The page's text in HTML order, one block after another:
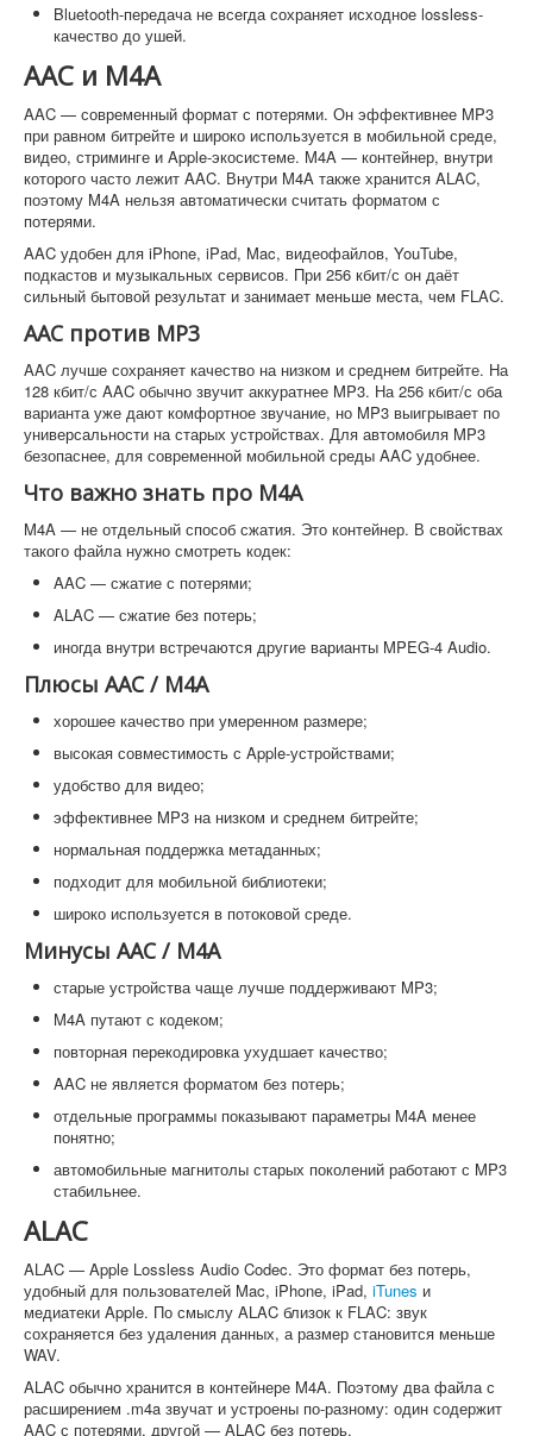
Bluetooth-передача не всегда сохраняет исходное lossless-
качество до ушей.
AAC и M4A
AAC — современный формат с потерями. Он эффективнее MP3
при равном битрейте и широко используется в мобильной среде,
видео, стриминге и Apple-экосистеме. M4A — контейнер, внутри
которого часто лежит AAC. Внутри M4A также хранится ALAC,
поэтому M4A нельзя автоматически считать форматом с
потерями.
AAC удобен для iPhone, iPad, Mac, видеофайлов, YouTube,
подкастов и музыкальных сервисов. При 256 кбит/с он даёт
сильный бытовой результат и занимает меньше места, чем FLAC.
AAC против MP3
AAC лучше сохраняет качество на низком и среднем битрейте. На
128 кбит/с AAC обычно звучит аккуратнее MP3. На 256 кбит/с оба
варианта уже дают комфортное звучание, но MP3 выигрывает по
универсальности на старых устройствах. Для автомобиля MP3
безопаснее, для современной мобильной среды AAC удобнее.
Что важно знать про M4A
M4A — не отдельный способ сжатия. Это контейнер. В свойствах
такого файла нужно смотреть кодек:
AAC — сжатие с потерями;
ALAC — сжатие без потерь;
иногда внутри встречаются другие варианты MPEG-4 Audio.
Плюсы AAC / M4A
хорошее качество при умеренном размере;
высокая совместимость с Apple-устройствами;
удобство для видео;
эффективнее MP3 на низком и среднем битрейте;
нормальная поддержка метаданных;
подходит для мобильной библиотеки;
широко используется в потоковой среде.
Минусы AAC / M4A
старые устройства чаще лучше поддерживают MP3;
M4A путают с кодеком;
повторная перекодировка ухудшает качество;
AAC не является форматом без потерь;
отдельные программы показывают параметры M4A менее
понятно;
автомобильные магнитолы старых поколений работают с MP3
стабильнее.
ALAC
ALAC — Apple Lossless Audio Codec. Это формат без потерь,
удобный для пользователей Mac, iPhone, iPad, iTunes и
медиатеки Apple. По смыслу ALAC близок к FLAC: звук
сохраняется без удаления данных, а размер становится меньше
WAV.
ALAC обычно хранится в контейнере M4A. Поэтому два файла с
расширением .m4a звучат и устроены по-разному: один содержит
AAC с потерями, другой — ALAC без потерь.